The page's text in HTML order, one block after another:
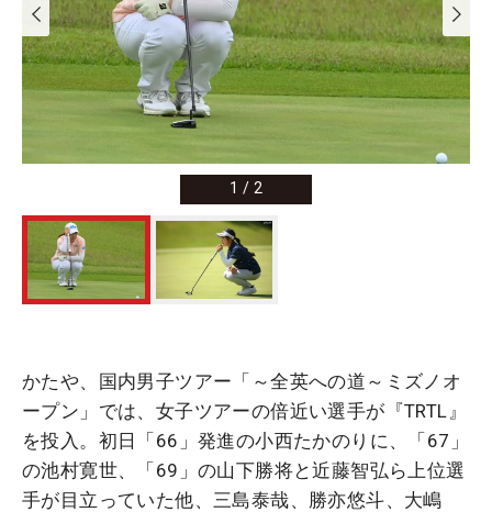
1 / 2
かたや、国内男子ツアー「～全英への道～ミズノオ
ープン」では、女子ツアーの倍近い選手が『TRTL』
を投入。初日「66」発進の小西たかのりに、「67」
の池村寛世、「69」の山下勝将と近藤智弘ら上位選
手が目立っていた他、三島泰哉、勝亦悠斗、大嶋